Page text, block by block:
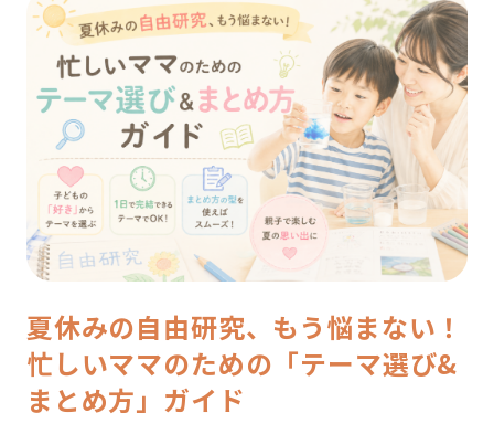
夏休みの自由研究、もう悩まない！
忙しいママのための「テーマ選び&
まとめ方」ガイド